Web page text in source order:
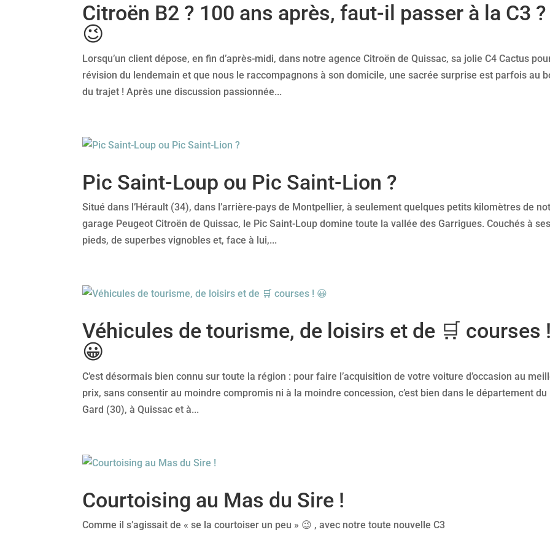
Citroën B2 ? 100 ans après, faut-il passer à la C3 ?
😉
Lorsqu’un client dépose, en fin d’après-midi, dans notre agence Citroën de Quissac, sa jolie C4 Cactus
révision du lendemain et que nous le raccompagnons à son domicile, une sacrée surprise est parfois au
du trajet ! Après une discussion passionnée...
Pic Saint-Loup ou Pic Saint-Lion ?
Situé dans l’Hérault (34), dans l’arrière-pays de Montpellier, à seulement quelques petits kilomètres de
garage Peugeot Citroën de Quissac, le Pic Saint-Loup domine toute la vallée des Garrigues. Couchés à ses
pieds, de superbes vignobles et, face à lui,...
Véhicules de tourisme, de loisirs et de 🛒 courses !
😀
C’est désormais bien connu sur toute la région : pour faire l’acquisition de votre voiture d’occasion au
prix, sans consentir au moindre compromis ni à la moindre concession, c’est bien dans le département du
Gard (30), à Quissac et à...
Courtoising au Mas du Sire !
Comme il s’agissait de « se la courtoiser un peu » 😉 , avec notre toute nouvelle C3